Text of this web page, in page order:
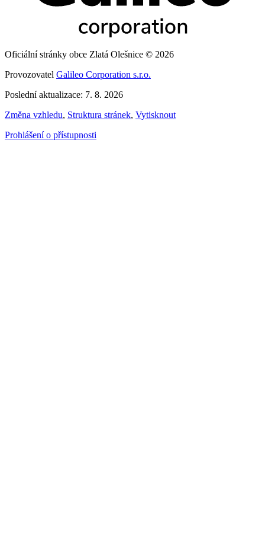
Oficiální stránky obce Zlatá Olešnice © 2026
Provozovatel Galileo Corporation s.r.o.
Poslední aktualizace: 7. 8. 2026
Změna vzhledu, Struktura stránek, Vytisknout
Prohlášení o přístupnosti